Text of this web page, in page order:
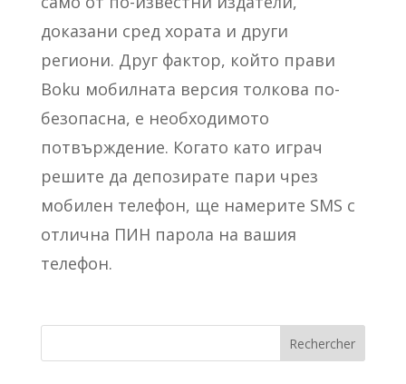
доказани сред хората и други
региони. Друг фактор, който прави
Boku мобилната версия толкова по-
безопасна, е необходимото
потвърждение. Когато като играч
решите да депозирате пари чрез
мобилен телефон, ще намерите SMS с
отлична ПИН парола на вашия
телефон.
Rechercher